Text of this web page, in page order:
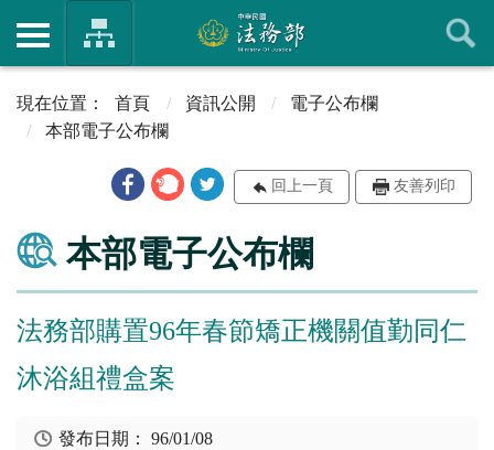
首頁 資訊公開
電子公布欄
本部電子公布欄
回上一頁 友善列印
本部電子公布欄
法務部購置96年春節矯正機關值勤同仁
沐浴組禮盒案
發布日期：96/01/08